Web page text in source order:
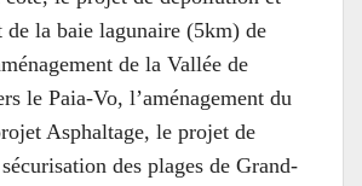
de la baie lagunaire (5km) de
de la Vallée de
le Paia-Vo, l’aménagement du
Asphaltage, le projet de
des plages de Grand-